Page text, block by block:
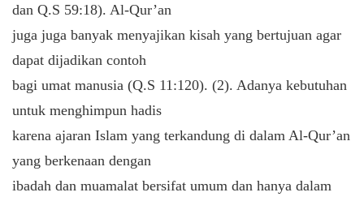
dan Q.S 59:18). Al-Qur’an
juga juga banyak menyajikan kisah yang bertujuan agar
dapat dijadikan contoh
bagi umat manusia (Q.S 11:120). (2). Adanya kebutuhan
untuk menghimpun hadis
karena ajaran Islam yang terkandung di dalam Al-Qur’an
yang berkenaan dengan
ibadah dan muamalat bersifat umum dan hanya dalam